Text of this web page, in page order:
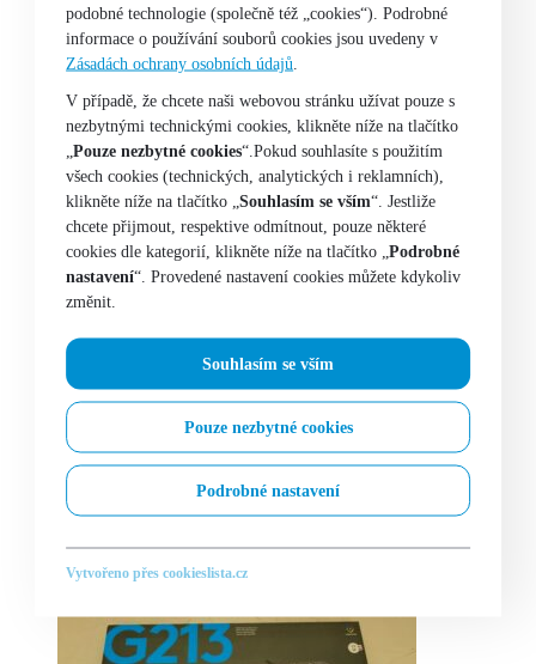
<hr…
Není skladem
podobné technologie (společně též „cookies“). Podrobné
informace o používání souborů cookies jsou uvedeny v
Zásadách ochrany osobních údajů
V případě, že chcete naši webovou stránku užívat pouze s
nezbytnými technickými cookies, klikněte níže na tlačítko
„Pouze nezbytné cookies“.Pokud souhlasíte s použitím
všech cookies (technických, analytických i reklamních),
klikněte níže na tlačítko „Souhlasím se vším“. Jestliže
chcete přijmout, respektive odmítnout, pouze některé
cookies dle kategorií, klikněte níže na tlačítko „Podrobné
nastavení“. Provedené nastavení cookies můžete kdykoliv
změnit.
Souhlasím se vším
Pouze nezbytné cookies
Podrobné nastavení
Vytvořeno přes cookieslista.cz